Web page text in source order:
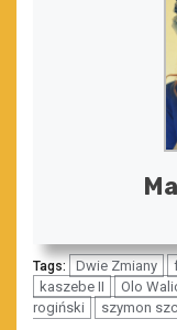
Tags: Dwie Zmiany
kaszebe II
Olo
rogiński
szymon